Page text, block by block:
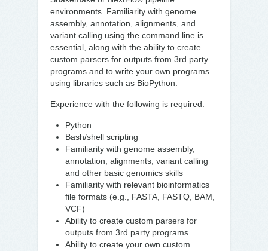
environments. Familiarity with genome
assembly, annotation, alignments, and
variant calling using the command line is
essential, along with the ability to create
custom parsers for outputs from 3rd party
programs and to write your own programs
using libraries such as BioPython.
Experience with the following is required:
Python
Bash/shell scripting
Familiarity with genome assembly,
annotation, alignments, variant calling
and other basic genomics skills
Familiarity with relevant bioinformatics
file formats (e.g., FASTA, FASTQ, BAM,
VCF)
Ability to create custom parsers for
outputs from 3rd party programs
Ability to create your own custom